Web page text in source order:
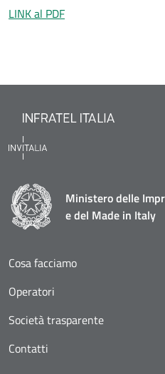
LINK al PDF
Ministero delle
e del Made in Italy
Cosa facciamo
Operatori
Società trasparente
Contatti